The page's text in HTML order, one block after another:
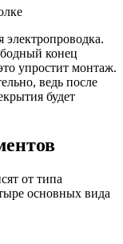
электропроводка.
конец
упростит монтаж.
ведь после
будет
от типа
основных вида